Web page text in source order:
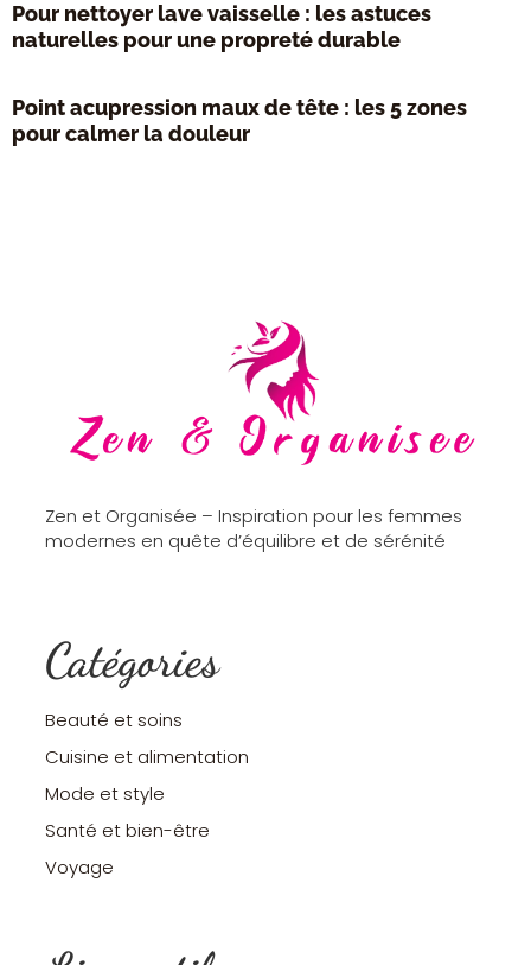
Pour nettoyer lave vaisselle : les astuces
naturelles pour une propreté durable
Point acupression maux de tête : les 5 zones
pour calmer la douleur
Zen et Organisée – Inspiration pour les femmes
modernes en quête d’équilibre et de sérénité
Catégories
Beauté et soins
Cuisine et alimentation
Mode et style
Santé et bien-être
Voyage